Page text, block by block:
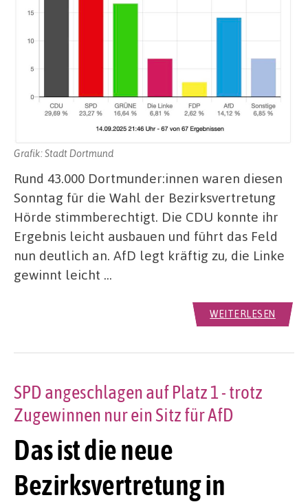
Grafik: Stadt Dortmund
Rund 43.000 Dortmunder:innen waren diesen
Sonntag für die Wahl der Bezirksvertretung
Hörde stimmberechtigt. Die CDU konnte ihr
Ergebnis leicht ausbauen und führt das Feld
nun deutlich an. AfD legt kräftig zu, die Linke
gewinnt leicht …
WEITERLESEN
Das ist die neue
Bezirksvertretung in
SPD angeschlagen auf Platz 1 - trotz
Zugewinnen nur ein Sitz für AfD